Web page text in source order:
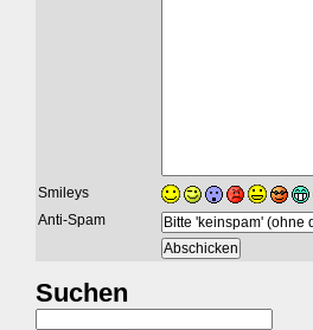
Smileys
Anti-Spam
Suchen